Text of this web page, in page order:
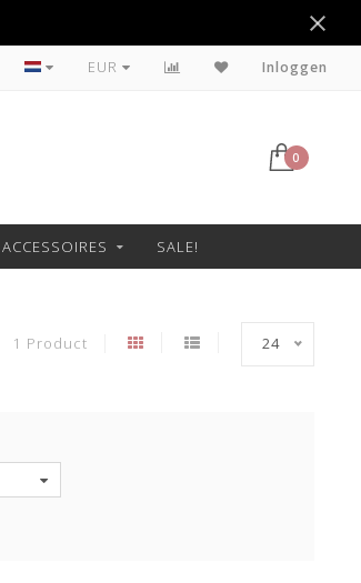
Niet goed geld terug
EUR Inloggen
0
ACCESSOIRES SALE!
1 Product 24